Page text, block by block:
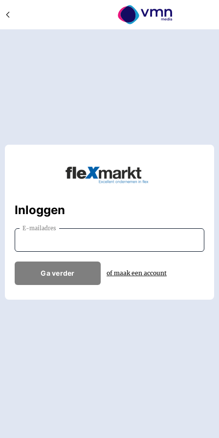
Inloggen
E-mailadres
Ga verder of maak een account